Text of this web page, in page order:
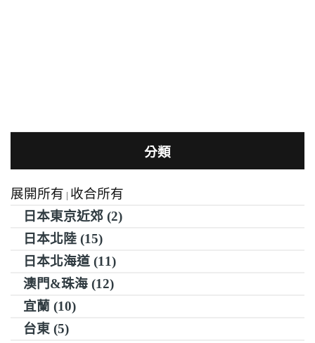
分類
展開所有 | 收合所有
日本東京近郊 (2)
日本北陸 (15)
日本北海道 (11)
澳門&珠海 (12)
宜蘭 (10)
台東 (5)